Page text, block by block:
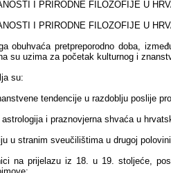
I PRIRODNE FILOZOFIJE U
I PRIRODNE FILOZOFIJE U
obuhvaća pretpreporodno doba,
su uzima za početak kulturnog i
su:
tendencije u razdoblju poslije
i praznovjerna shvaća u
u stranim sveučilištima u drugoj
na prijelazu iz 18. u 19. stoljeće,